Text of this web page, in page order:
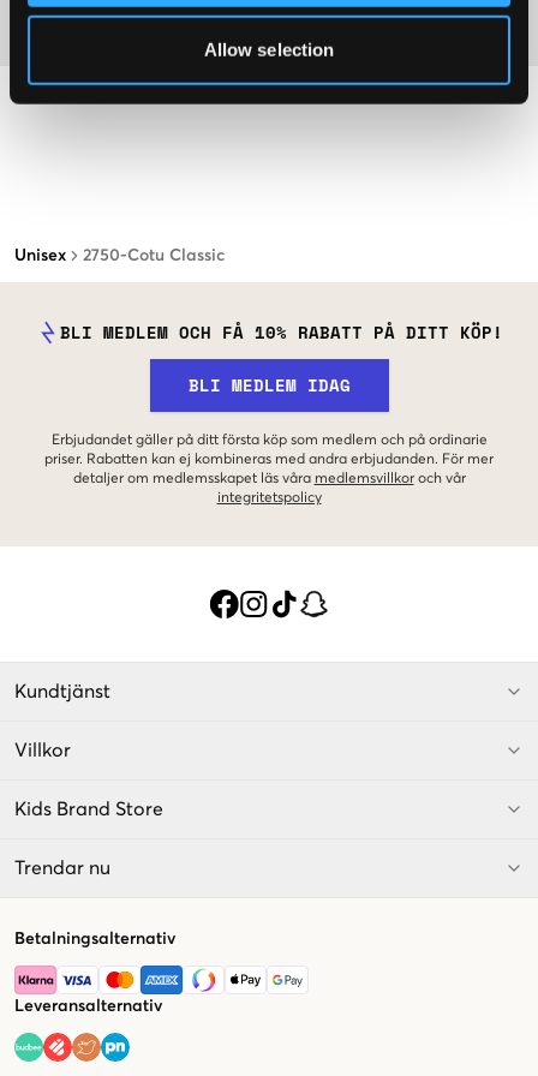
Allow selection
Unisex 2750-Cotu Classic
BLI MEDLEM OCH FÅ 10% RABATT PÅ DITT KÖP!
BLI MEDLEM IDAG
Erbjudandet gäller på ditt första köp som medlem och på ordinarie
priser. Rabatten kan ej kombineras med andra erbjudanden. För mer
detaljer om medlemsskapet läs våra medlemsvillkor och vår
integritetspolicy
Kundtjänst
Villkor
Kids Brand Store
Trendar nu
Betalningsalternativ
Leveransalternativ